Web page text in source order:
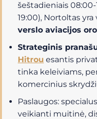
šeštadieniais 08:00-
19:00), Nortoltas
verslo aviacijos
Strateginis
Hitrou esantis
tinka keleiviams,
komercinius
Paslaugos:
veikianti muitinė,